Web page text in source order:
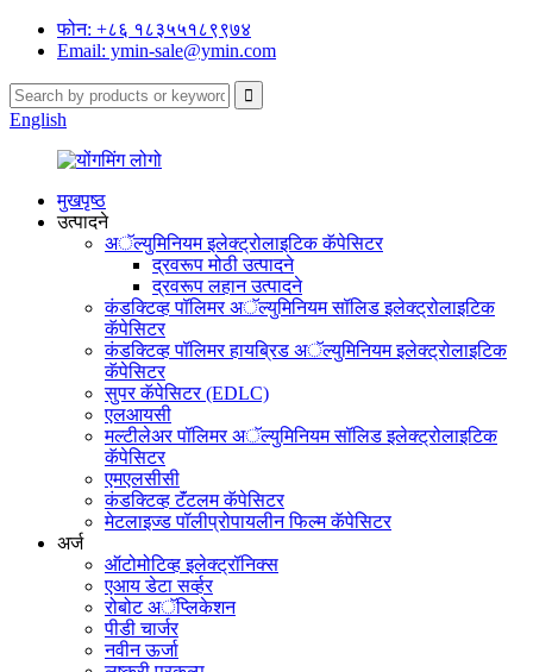
फोन: +८६ १८३५५१८९९७४
Email: ymin-sale@ymin.com
English
मुखपृष्ठ
उत्पादने
अॅल्युमिनियम इलेक्ट्रोलाइटिक कॅपेसिटर
द्रवरूप मोठी उत्पादने
द्रवरूप लहान उत्पादने
कंडक्टिव्ह पॉलिमर अॅल्युमिनियम सॉलिड इलेक्ट्रोलाइटिक
कॅपेसिटर
कंडक्टिव्ह पॉलिमर हायब्रिड अॅल्युमिनियम इलेक्ट्रोलाइटिक
कॅपेसिटर
सुपर कॅपेसिटर (EDLC)
एलआयसी
मल्टीलेअर पॉलिमर अॅल्युमिनियम सॉलिड इलेक्ट्रोलाइटिक
कॅपेसिटर
एमएलसीसी
कंडक्टिव्ह टॅंटलम कॅपेसिटर
मेटलाइज्ड पॉलीप्रोपायलीन फिल्म कॅपेसिटर
अर्ज
ऑटोमोटिव्ह इलेक्ट्रॉनिक्स
एआय डेटा सर्व्हर
रोबोट अॅप्लिकेशन
पीडी चार्जर
नवीन ऊर्जा